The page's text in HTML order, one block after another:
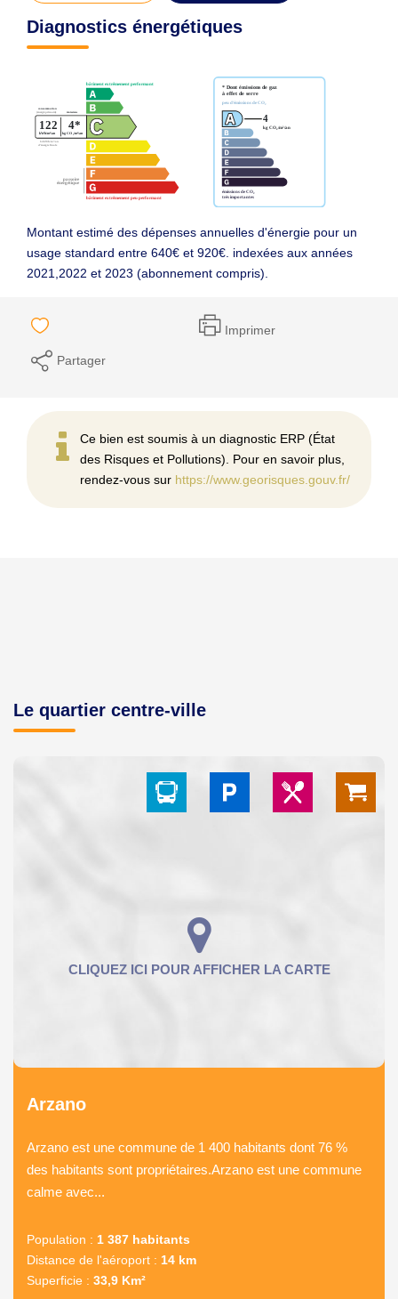
Diagnostics énergétiques
Montant estimé des dépenses annuelles d'énergie pour un
usage standard entre 640€ et 920€. indexées aux années
2021,2022 et 2023 (abonnement compris).
Imprimer
Partager
Ce bien est soumis à un diagnostic ERP (État
des Risques et Pollutions). Pour en savoir plus,
rendez-vous sur https://www.georisques.gouv.fr/
Le quartier centre-ville
Arzano
Arzano est une commune de 1 400 habitants dont 76 %
des habitants sont propriétaires.Arzano est une commune
calme avec...
Population : 1 387 habitants
Distance de l'aéroport : 14 km
Superficie : 33,9 Km²